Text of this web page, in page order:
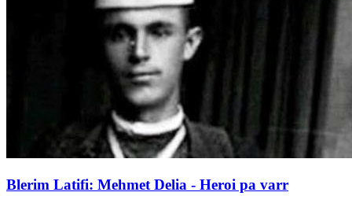
Blerim Latifi: Mehmet Delia - Heroi pa varr